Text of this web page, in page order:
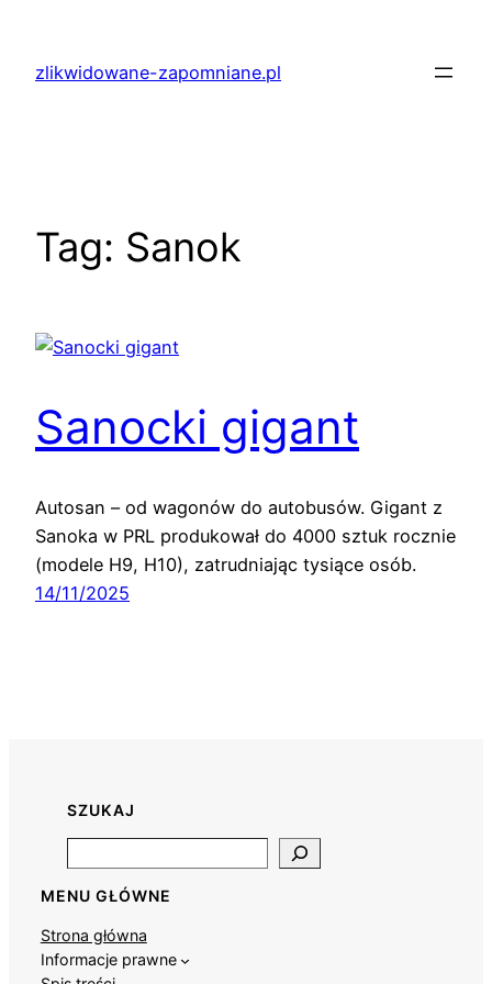
treścizlikwidowane-zapomniane.pl
Tag: Sanok
Sanocki gigant
Autosan – od wagonów do autobusów. Gigant z
Sanoka w PRL produkował do 4000 sztuk rocznie
(modele H9, H10), zatrudniając tysiące osób.
14/11/2025
SZUKAJ
MENU GŁÓWNE
Strona główna
Informacje prawne